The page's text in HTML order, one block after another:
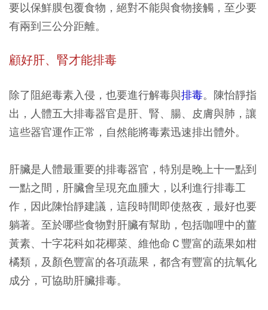
要以保鮮膜包覆食物，絕對不能與食物接觸，至少要
有兩到三公分距離。
顧好肝、腎才能排毒
除了阻絕毒素入侵，也要進行解毒與排毒。陳怡靜指
出，人體五大排毒器官是肝、腎、腸、皮膚與肺，讓
這些器官運作正常，自然能將毒素迅速排出體外。
肝臟是人體最重要的排毒器官，特別是晚上十一點到
一點之間，肝臟會呈現充血腫大，以利進行排毒工
作，因此陳怡靜建議，這段時間即使熬夜，最好也要
躺著。至於哪些食物對肝臟有幫助，包括咖哩中的薑
黃素、十字花科如花椰菜、維他命Ｃ豐富的蔬果如柑
橘類，及顏色豐富的各項蔬果，都含有豐富的抗氧化
成分，可協助肝臟排毒。